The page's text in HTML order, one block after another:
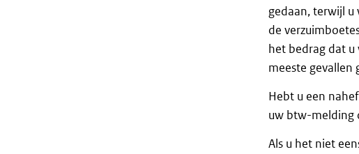
gedaan, terwijl
de
het bedrag dat
meeste gevallen
Hebt u een
uw btw-melding
Als u het niet